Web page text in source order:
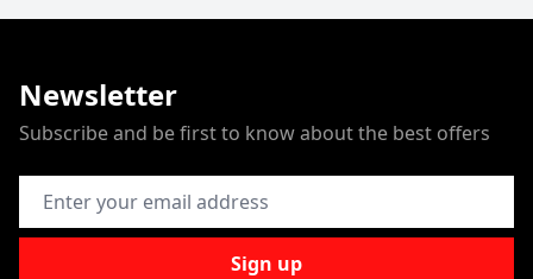
Newsletter
Subscribe and be first to know about the best offers
Email Address
Sign up